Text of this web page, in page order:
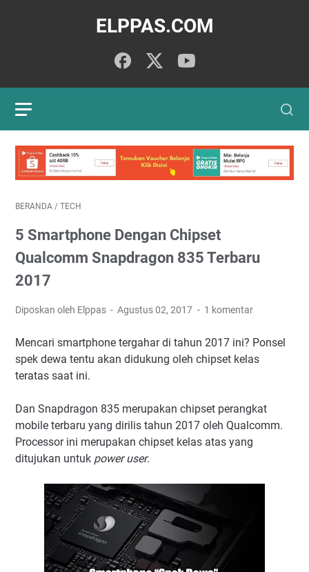
ELPPAS.COM
BERANDA / TECH
5 Smartphone Dengan Chipset
Qualcomm Snapdragon 835 Terbaru
2017
Diposkan oleh Elppas Agustus 02, 2017 1 komentar
Mencari smartphone tergahar di tahun 2017 ini? Ponsel
spek dewa tentu akan didukung oleh chipset kelas
teratas saat ini.
Dan Snapdragon 835 merupakan chipset perangkat
mobile terbaru yang dirilis tahun 2017 oleh Qualcomm.
Processor ini merupakan chipset kelas atas yang
ditujukan untuk power user.